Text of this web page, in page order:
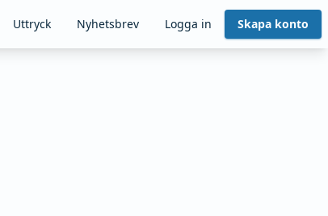
Uttryck Nyhetsbrev Logga in Skapa konto